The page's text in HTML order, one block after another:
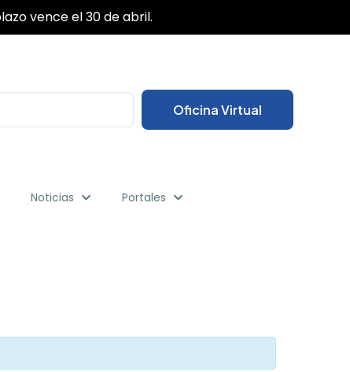
vence el 30 de abril.
Oficina Virtual
Noticias
Portales